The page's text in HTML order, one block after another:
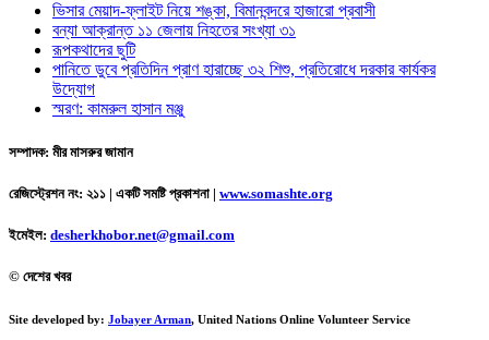
ভিসার মেয়াদ-ফ্লাইট নিয়ে শঙ্কা, বিমানবন্দরে হাজারো প্রবাসী
বন্যা আক্রান্ত ১১ জেলায় নিহতের সংখ্যা ৩১
রূপকথাদের ছুটি
পানিতে ডুবে প্রতিদিন প্রাণ হারাচ্ছে ৩২ শিশু, প্রতিরোধে দরকার কার্যকর
উদ্যোগ
স্মরণ: কামরুল হাসান মঞ্জু
সম্পাদক: মীর মাসরুর জামান
রেজিস্ট্রেশন নং: ২১১ | একটি সমষ্টি প্রকাশনা | www.somashte.org
ইমেইল: desherkhobor.net@gmail.com
© দেশের খবর
Site developed by: Jobayer Arman, United Nations Online Volunteer Service